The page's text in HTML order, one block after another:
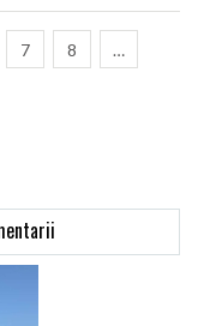
7 8
…